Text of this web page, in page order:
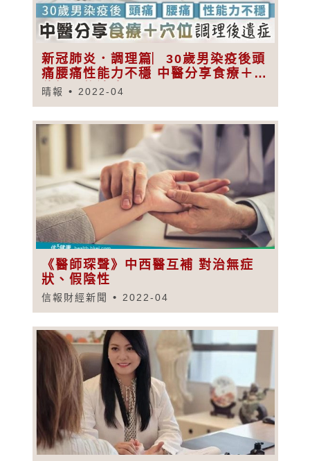
新冠肺炎．調理篇︳30歲男染疫後頭
痛腰痛性能力不穩 中醫分享食療＋穴
位調理後遺症
晴報 2022-04
《醫師琛聲》中西醫互補 對治無症
狀、假陰性
信報財經新聞 2022-04